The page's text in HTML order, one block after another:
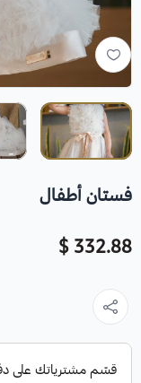
فستان أطفال
332.88 $